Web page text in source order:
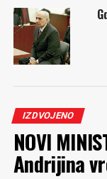
IZDVOJENO
NOVI
Andrijina